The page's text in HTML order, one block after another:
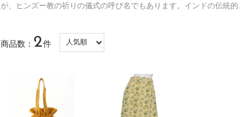
が、ヒンズー教の祈りの儀式の呼び名でもあります。インドの伝統的
商品数： 2件